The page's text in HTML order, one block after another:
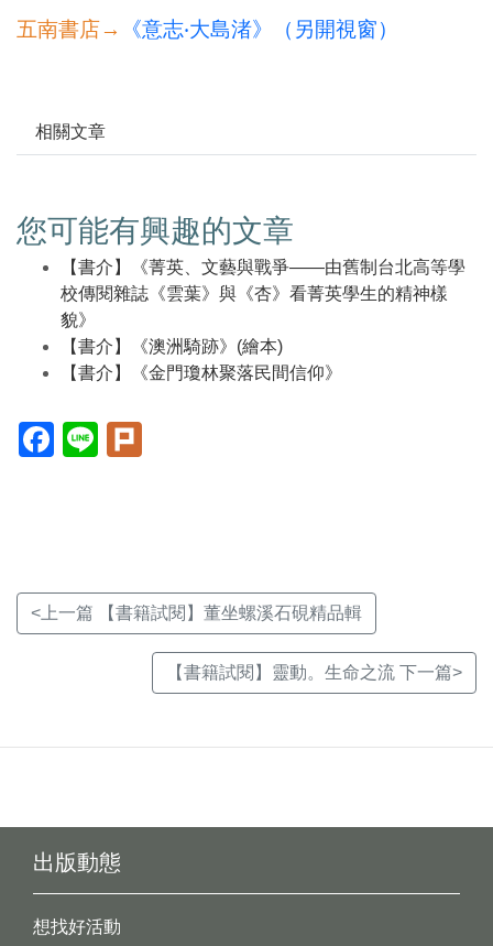
五南書店→ 《意志‧大島渚》（另開視窗）
相關文章
您可能有興趣的文章
【書介】《菁英、文藝與戰爭——由舊制台北高等學
校傳閱雜誌《雲葉》與《杏》看菁英學生的精神樣
貌》
【書介】《澳洲騎跡》(繪本)
【書介】《金門瓊林聚落民間信仰》
Facebook(另
開
Line(另
開
<上一篇 【書籍試閱】董坐螺溪石硯精品輯
【書籍試閱】靈動。生命之流 下一篇>
出版動態
想找好活動